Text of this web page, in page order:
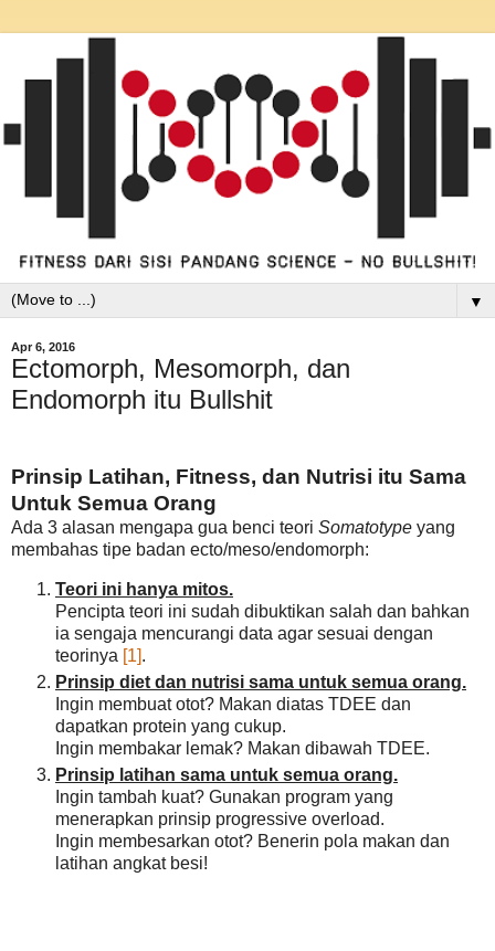
▼
Apr 6, 2016
Ectomorph, Mesomorph, dan
Endomorph itu Bullshit
Prinsip Latihan, Fitness, dan Nutrisi itu Sama
Untuk Semua Orang
Ada 3 alasan mengapa gua benci teori Somatotype yang
membahas tipe badan ecto/meso/endomorph:
Teori ini hanya mitos.
Pencipta teori ini sudah dibuktikan salah dan bahkan
ia sengaja mencurangi data agar sesuai dengan
teorinya [1].
Prinsip diet dan nutrisi sama untuk semua orang.
Ingin membuat otot? Makan diatas TDEE dan
dapatkan protein yang cukup.
Ingin membakar lemak? Makan dibawah TDEE.
Prinsip latihan sama untuk semua orang.
Ingin tambah kuat? Gunakan program yang
menerapkan prinsip progressive overload.
Ingin membesarkan otot? Benerin pola makan dan
latihan angkat besi!